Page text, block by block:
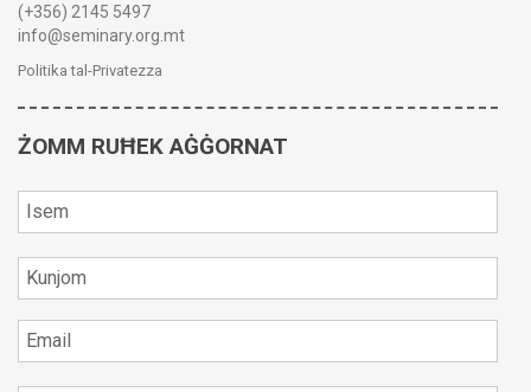
(+356) 2145 5497
info@seminary.org.mt
Politika tal-Privatezza
ŻOMM RUĦEK AĠĠORNAT